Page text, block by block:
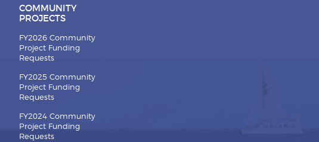
COMMUNITY
PROJECTS
FY2026 Community
Project Funding
Requests
FY2025 Community
Project Funding
Requests
FY2024 Community
Project Funding
Requests